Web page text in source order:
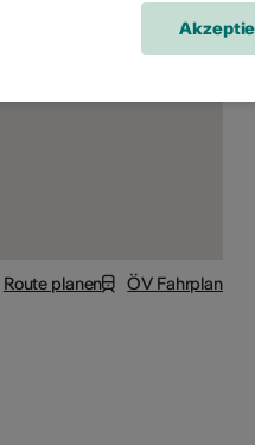
Route planen ÖV Fahrplan